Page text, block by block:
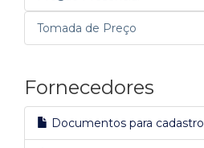
Tomada de Preço
Fornecedores
Documentos para cadastro